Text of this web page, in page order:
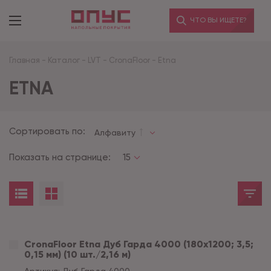
ЧТО ВЫ ИЩЕТЕ?
Главная - Каталог - LVT - CronaFloor - Etna
ETNA
Сортировать по: Алфавиту
Показать на странице: 15
CronaFloor Etna Дуб Гарда 4000 (180x1200; 3,5;
0,15 мм) (10 шт./2,16 м)